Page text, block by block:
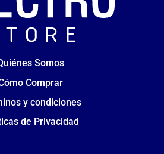
Somos
Comprar
y condiciones
de Privacidad